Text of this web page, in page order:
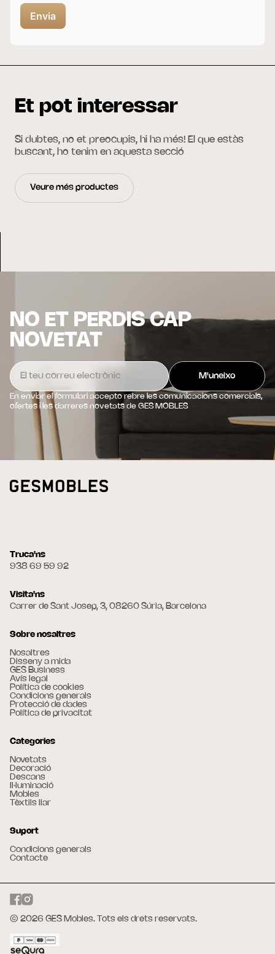
Et pot interessar
Si dubtes, no et preocupis, hi ha més! El que estàs
buscant, ho tenim en aquesta secció
Veure més productes
NO ET PERDIS CAP
NOVETAT
En enviar el formulari accepto rebre les comunicacions comercials,
ofertes i les darreres novetats de GES MOBLES
Truca'ns
938 69 59 92
Visita'ns
Carrer de Sant Josep, 3, 08260 Súria, Barcelona
Sobre nosaltres
Nosaltres
Disseny a mida
GES Business
Avís legal
Política de cookies
Condicions generals
Protecció de dades
Política de privacitat
Categories
Novetats
Decoració
Descans
Il·luminació
Mobles
Tèxtils llar
Suport
Condicions generals
Contacte
© 2026 GES Mobles. Tots els drets reservats.